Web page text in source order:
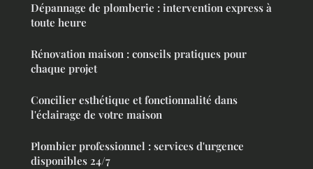
Dépannage de plomberie : intervention express à
toute heure
Rénovation maison : conseils pratiques pour
chaque projet
Concilier esthétique et fonctionnalité dans
l'éclairage de votre maison
Plombier professionnel : services d'urgence
disponibles 24/7